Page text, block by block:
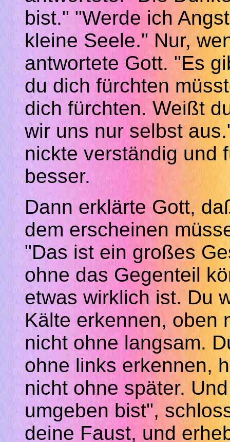
bist." "Werde ich
kleine Seele." Nur,
antwortete Gott. "Es
du dich fürchten
dich fürchten. Weißt
wir uns nur selbst
nickte verständig und
besser.
Dann erklärte Gott,
dem erscheinen
"Das ist ein großes
ohne das Gegenteil
etwas wirklich ist. Du
Kälte erkennen, oben
nicht ohne langsam.
ohne links erkennen,
nicht ohne später.
umgeben bist",
deine Faust, und